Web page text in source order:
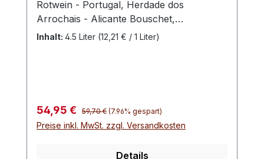
Rotwein - Portugal, Herdade dos
Arrochais - Alicante Bouschet,
Alfrocheiro, Aragones, Tinta Ciada,
Inhalt: 4.5 Liter (12,21 € / 1 Liter)
Verkaufspreis:
54,95 € Regulärer Preis:
59,70 € (7.96% gespart)
Preise inkl. MwSt. zzgl. Versandkosten
Details